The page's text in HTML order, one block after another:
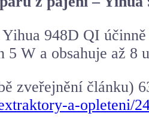
948D QI
5 W a obsahuje až 8
zveřejnění článku)
a-opleteni/